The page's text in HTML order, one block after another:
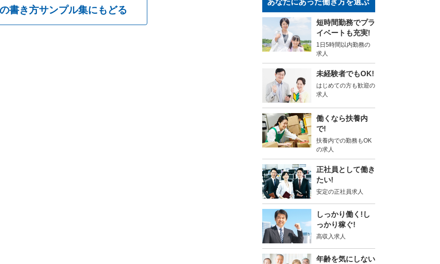
書き方サンプル集にもどる
短時間勤務でプラ
イベートも充実!
1日5時間以内勤務の
求人
未経験者でもOK!
はじめての方も歓迎の
求人
働くなら扶養内
で!
扶養内での勤務もOK
の求人
正社員として働き
たい!
安定の正社員求人
しっかり働く!し
っかり稼ぐ!
高収入求人
年齢を気にしない